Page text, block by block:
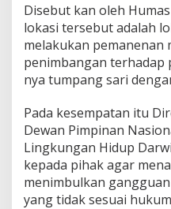
Disebut kan oleh
lokasi tersebut adalah
melakukan pemanenan
penimbangan
nya tumpang sari
Pada kesempatan itu
Dewan Pimpinan
Lingkungan Hidup
kepada pihak agar
menimbulkan
yang tidak sesuai